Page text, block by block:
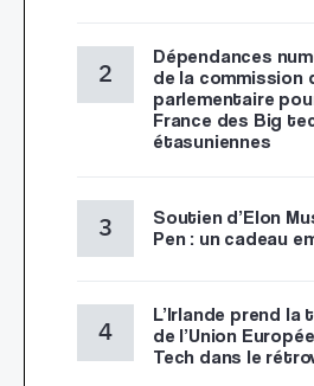
Dépendances
de la commission
parlementaire
France des Big
étasuniennes
Soutien d’Elon
Pen : un cadeau
L’Irlande prend la
de l’Union
Tech dans le